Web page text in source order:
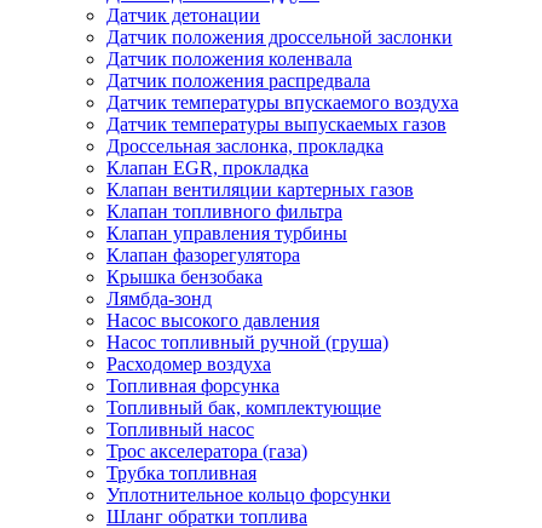
Датчик детонации
Датчик положения дроссельной заслонки
Датчик положения коленвала
Датчик положения распредвала
Датчик температуры впускаемого воздуха
Датчик температуры выпускаемых газов
Дроссельная заслонка, прокладка
Клапан EGR, прокладка
Клапан вентиляции картерных газов
Клапан топливного фильтра
Клапан управления турбины
Клапан фазорегулятора
Крышка бензобака
Лямбда-зонд
Насос высокого давления
Насос топливный ручной (груша)
Расходомер воздуха
Топливная форсунка
Топливный бак, комплектующие
Топливный насос
Трос акселератора (газа)
Трубка топливная
Уплотнительное кольцо форсунки
Шланг обратки топлива